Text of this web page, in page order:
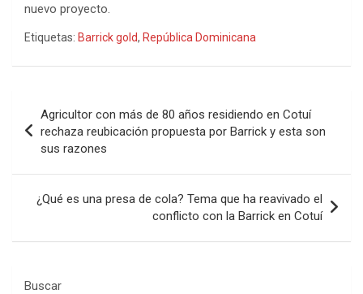
nuevo proyecto.
Etiquetas: Barrick gold, República Dominicana
de
entradas
Agricultor con más de 80 años residiendo en Cotuí
rechaza reubicación propuesta por Barrick y esta son
sus razones
¿Qué es una presa de cola? Tema que ha reavivado el
conflicto con la Barrick en Cotuí
Buscar